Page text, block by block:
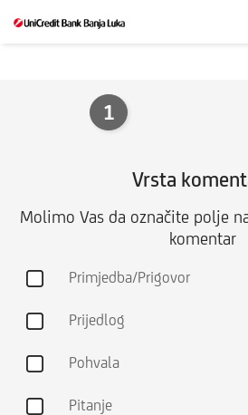
nam
1
Vrsta
Molimo Vas da označite polje
komentar
Primjedba/Prigovor
Prijedlog
Pohvala
Pitanje